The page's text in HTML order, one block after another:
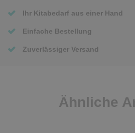
Ihr Kitabedarf aus einer Hand
Einfache Bestellung
Zuverlässiger Versand
Ähnliche